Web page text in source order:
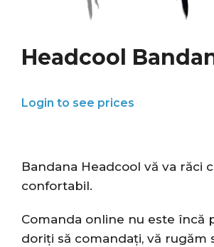
Headcool
Bandana Headcool vă va răci
confortabil.
Comanda online nu este încă
doriți să comandați, vă rugăm